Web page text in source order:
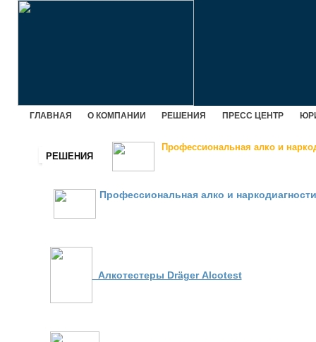
ГЛАВНАЯ О КОМПАНИИ РЕШЕНИЯ ПРЕСС ЦЕНТР
РЕШЕНИЯ
Профессиональная алко и
Профессиональная алко и
Алкотестеры Dräger Аlcotest